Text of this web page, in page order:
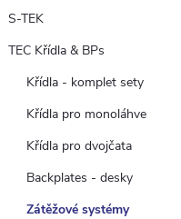
S-TEK
TEC Křídla & BPs
Křídla - komplet sety
Křídla pro monoláhve
Křídla pro dvojčata
Backplates - desky
Zátěžové systémy